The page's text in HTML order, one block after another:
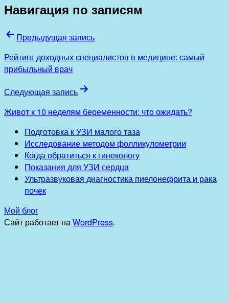
Навигация по записям
Предыдущая запись
Рейтинг доходных специалистов в медицине: самый
прибыльный врач
Следующая запись
Живот к 10 неделям беременности: что ожидать?
Подготовка к УЗИ малого таза
Исследование методом фолликулометрии
Когда обратиться к гинекологу
Показания для УЗИ сердца
Ультразвуковая диагностика пиелонефрита и рака
почек
Мой блог
Сайт работает наWordPress.